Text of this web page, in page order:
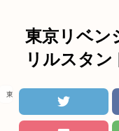
東京リベン
リルスタン
東京リベンジャーズ